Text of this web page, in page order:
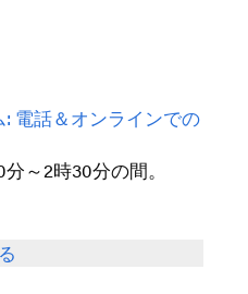
電話＆オンラインでの
～2時30分の間。